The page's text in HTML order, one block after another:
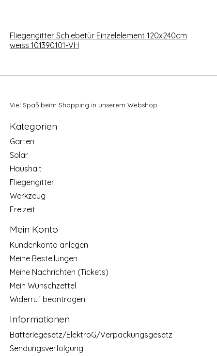
Fliegengitter Schiebetür Einzelelement 120x240cm
weiss 101390101-VH
Viel Spaß beim Shopping in unserem Webshop
Kategorien
Garten
Solar
Haushalt
Fliegengitter
Werkzeug
Freizeit
Mein Konto
Kundenkonto anlegen
Meine Bestellungen
Meine Nachrichten (Tickets)
Mein Wunschzettel
Widerruf beantragen
Informationen
Batteriegesetz/ElektroG/Verpackungsgesetz
Sendungsverfolgung